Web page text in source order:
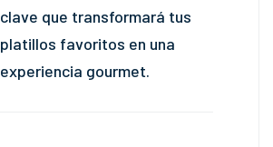
clave que transformará tus
platillos favoritos en una
experiencia gourmet.